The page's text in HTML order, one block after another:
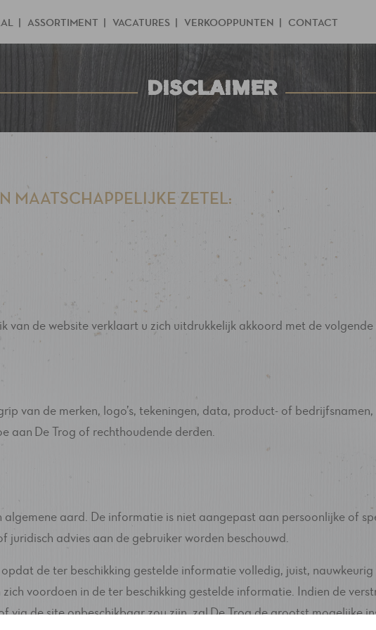
ASSORTIMENT VACATURES VERKOOPPUNTEN CONTACT
DISCLAIMER
MAATSCHAPPELIJKE ZETEL:
van de website verklaart u zich uitdrukkelijk akkoord met de
van de merken, logo’s, tekeningen, data, product- of
aan De Trog of rechthoudende derden.
aard. De informatie is niet aangepast aan persoonlijke of
juridisch advies aan de gebruiker worden beschouwd.
de ter beschikking gestelde informatie volledig, juist,
zich voordoen in de ter beschikking gestelde informatie. Indien de
de site onbeschikbaar zou zijn, zal De Trog de grootst mogelijke